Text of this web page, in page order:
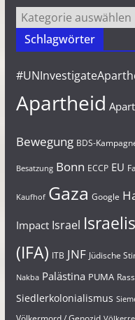
Kategorien
Schlagwörter
Apartheid
Bewegung BDS-
Besatzung Bonn ECCP EU
Kaufhof Gaza Google
Impact Israel
(IFA) ITB JNF Jüdische
Nakba Palästina PUMA
Siedlerkolonialismus